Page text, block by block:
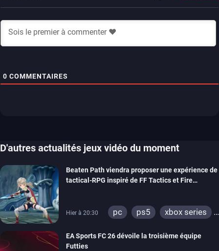
0 COMMENTAIRES
D'autres actualités jeux vidéo du moment
Beaten Path viendra proposer une expérience de
tactical-RPG inspiré de FF Tactics et Fire
Hier à 20:30 pc ps5
xbox series
EA Sports FC 26 dévoile la troisième équipe
Futties